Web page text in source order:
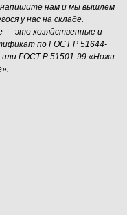
напишите нам и мы вышлем
у нас на складе.
— это хозяйственные и
по ГОСТ Р 51644-
ГОСТ Р 51501-99 «Ножи